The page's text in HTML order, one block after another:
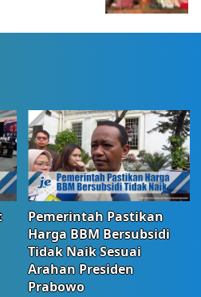
Pemerintah Pastikan
Harga BBM Bersubsidi
Tidak Naik Sesuai
Arahan Presiden
Prabowo